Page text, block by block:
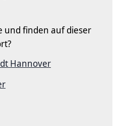
und finden auf dieser
Hannover